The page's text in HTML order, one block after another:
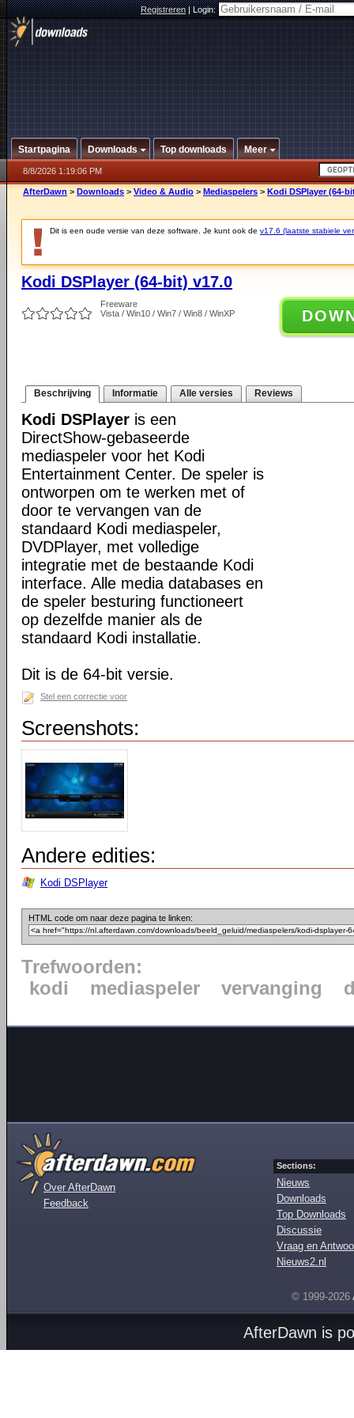
Registreren|Login:
Startpagina Downloads Top downloads Meer
8/8/2026 1:19:06 PM
AfterDawn > Downloads > Video & Audio > Mediaspelers > Kodi DSPlayer (64-
Dit is een oude versie van deze software. Je kunt ook de v17.6 (laatste stabiele
Kodi DSPlayer (64-bit) v17.0
Freeware
Vista / Win10 / Win7 / Win8 / WinXP
Beschrijving Informatie Alle versies Reviews
Kodi DSPlayer is een
DirectShow-gebaseerde
mediaspeler voor het Kodi
Entertainment Center. De speler is
ontworpen om te werken met of
door te vervangen van de
standaard Kodi mediaspeler,
DVDPlayer, met volledige
integratie met de bestaande Kodi
interface. Alle media databases en
de speler besturing functioneert
op dezelfde manier als de
standaard Kodi installatie.
Dit is de 64-bit versie.
Stel een correctie voor
Screenshots:
Andere edities:
Kodi DSPlayer
HTML code om naar deze pagina te linken:
Trefwoorden:
kodi
mediaspeler vervanging
Over AfterDawn
Feedback
Sections:
Nieuws
Downloads
Top Downloads
Discussie
Vraag en
Nieuws2.nl
© 1999-2026
AfterDawn is